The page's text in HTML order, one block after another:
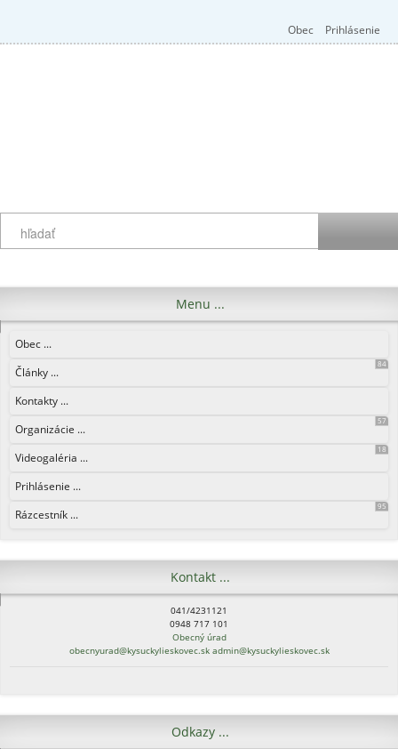
Obec Prihlásenie
Menu ...
Obec ...
Články ...
84
Kontakty ...
Organizácie ...
57
Videogaléria ...
18
Prihlásenie ...
Rázcestník ...
95
Kontakt ...
041/4231121
0948 717 101
Obecný úrad
obecnyurad@kysuckylieskovec.sk admin@kysuckylieskovec.sk
Odkazy ...